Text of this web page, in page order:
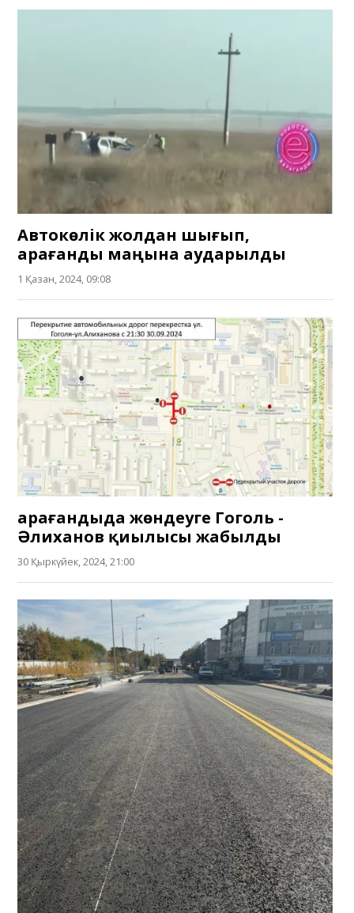
Автокөлік жолдан шығып,
Қарағанды маңына аударылды
1 Қазан, 2024, 09:08
Қарағандыда жөндеуге Гоголь -
Әлиханов қиылысы жабылды
30 Қыркүйек, 2024, 21:00